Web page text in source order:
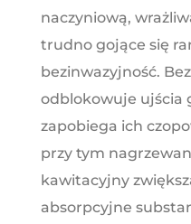
naczyniową,
trudno gojące się
bezinwazyjność.
odblokowuje ujścia
zapobiega ich
przy tym
kawitacyjny
absorpcyjne